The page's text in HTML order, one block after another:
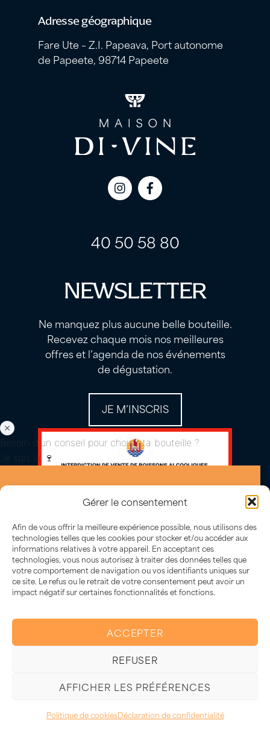
Gérer le consentement
Afin de vous offrir la meilleure expérience possible, nous utilisons des
technologies telles que les cookies pour stocker et/ou accéder aux
informations relatives à votre appareil. En acceptant ces
technologies, vous nous autorisez à traiter des données telles que
votre comportement de navigation ou vos identifiants uniques sur
ce site. Le refus ou le retrait de votre consentement peut avoir un
impact négatif sur certaines fonctionnalités et fonctions.
ACCEPTER
REFUSER
AFFICHER LES PRÉFÉRENCES
Politique de cookiesDéclaration de confidentialité
Adresse géographique
Fare Ute – Z.I. Papeava, Port autonome
de Papeete, 98714 Papeete
Icon
Icon
40 50 58 80
NEWSLETTER
Ne manquez plus aucune belle bouteille.
Recevez chaque mois nos meilleures
offres et l’agenda de nos événements
de dégustation.
JE M’INSCRIS
pour la santé, à consommer avec
modération.
–Politique de confidentialités et cookies–Informations
Besoin d'un conseil pour choisir ta bouteille ?
Je suis là 🍷